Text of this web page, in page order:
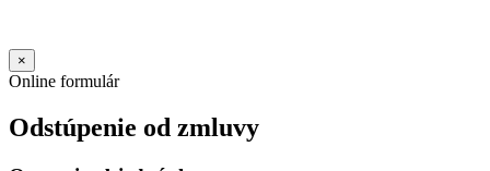
×
Online formulár
Odstúpenie od zmluvy